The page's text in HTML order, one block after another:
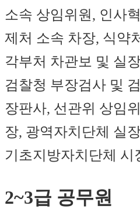
소속 상임위원, 인사
제처 소속 차장, 식약
각부처 차관보 및 실
검찰청 부장검사 및
장판사, 선관위 상임
장, 광역자치단체 실
기초지방자치단체 시
2~3급 공무원